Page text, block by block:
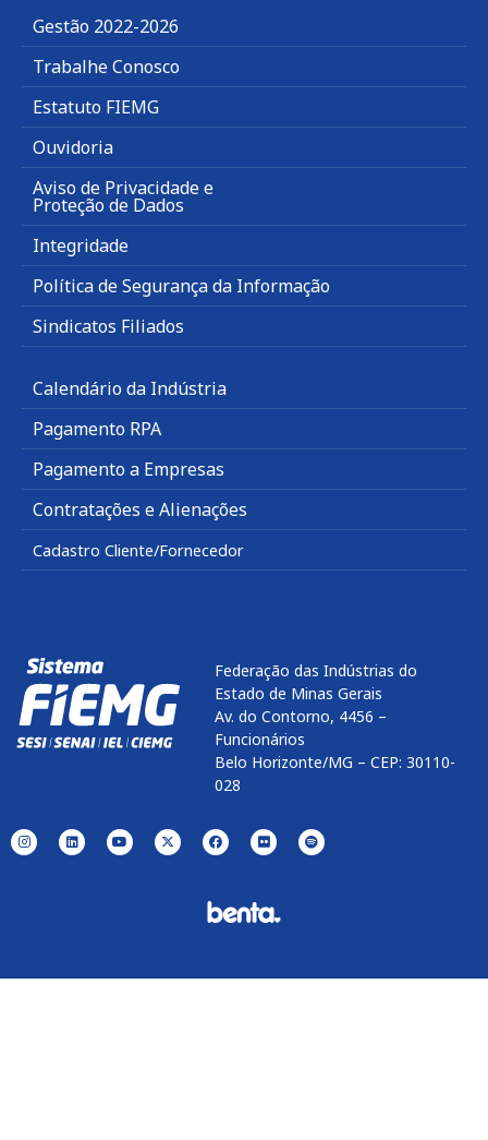
Gestão 2022-2026
Trabalhe Conosco
Estatuto FIEMG
Ouvidoria
Aviso de Privacidade e
Proteção de Dados
Integridade
Política de Segurança da Informação
Sindicatos Filiados
Calendário da Indústria
Pagamento RPA
Pagamento a Empresas
Contratações e Alienações
Cadastro Cliente/Fornecedor
Federação das Indústrias do
Estado de Minas Gerais
Av. do Contorno, 4456 –
Funcionários
Belo Horizonte/MG – CEP: 30110-
028